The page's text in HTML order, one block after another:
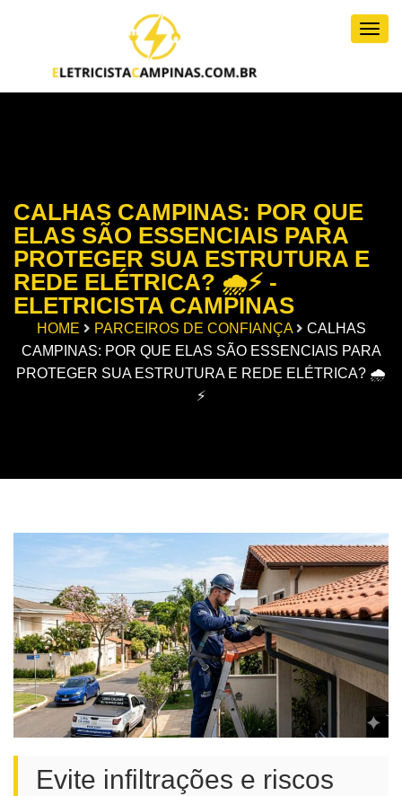
CALHAS CAMPINAS: POR QUE
ELAS SÃO ESSENCIAIS PARA
PROTEGER SUA ESTRUTURA E
REDE ELÉTRICA? 🌧️⚡ -
ELETRICISTA CAMPINAS
HOME PARCEIROS DE CONFIANÇA
CALHAS
CAMPINAS: POR QUE ELAS SÃO ESSENCIAIS PARA
PROTEGER SUA ESTRUTURA E REDE ELÉTRICA? 🌧️
⚡
Evite infiltrações e riscos